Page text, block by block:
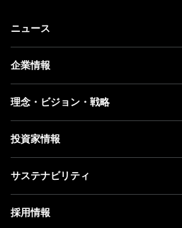
ニュース
ニュース トップ
プレスリリース
更新情報
記者説明会
企業情報
企業情報 トップ
社長メッセージ
事業紹介
ガバナンス
理念・ビジョン・戦略
理念・ビジョン・戦略 トップ
成長戦略「Activate AI for Society」
人材戦略
投資家情報
投資家情報 トップ
経営方針
サステナビリティ
サステナビリティ トップ
採用情報